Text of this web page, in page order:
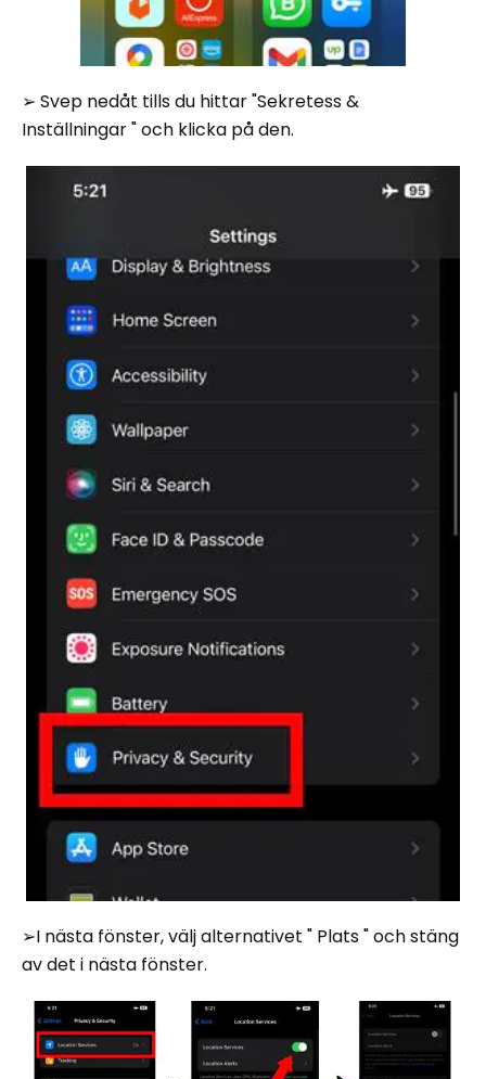
➢ Svep nedåt tills du hittar "Sekretess &
Inställningar " och klicka på den.
➢I nästa fönster, välj alternativet " Plats " och stäng
av det i nästa fönster.